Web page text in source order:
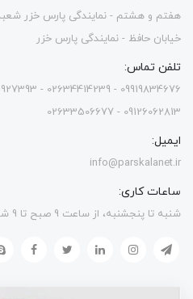
خیابان حافظ - نمایندگی پارس خزر
تلفن تماس:
09126062813 - 02633506677
ایمیل:
info@parskalanet.ir
ساعات کاری:
شنبه تا پنجشنبه، از ساعت 9 صبح تا 9 شب